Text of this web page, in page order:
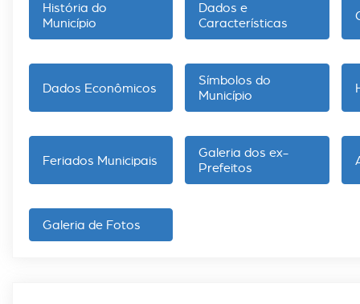
História do
Município
Dados e
Características
Dados Econômicos
Símbolos do
Município
Feriados Municipais
Galeria dos ex-
Prefeitos
Galeria de Fotos